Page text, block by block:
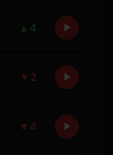
▲ 4
▼ 2
▼ 4